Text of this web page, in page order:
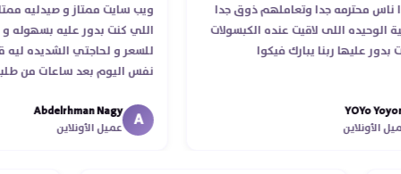
محترمه جدا وتعاملهم ذوق جدا
اللى لاقيت عنده الكبسولات
عليها ربنا يبارك فيكوا
YOYo
ويب سايت ممتاز و صيدليه ممتازه
اللي كنت بدور عليه بسهوله و من
للسعر و لحاجتي الشديده ليه
نفس اليوم بعد ساعات من طلبي
انتهاء موعد عمله ..فضل يتابع
استلمت ..شكرا جزيلا ليكم
Abdelrhman Nagy
عميل الأونلاين